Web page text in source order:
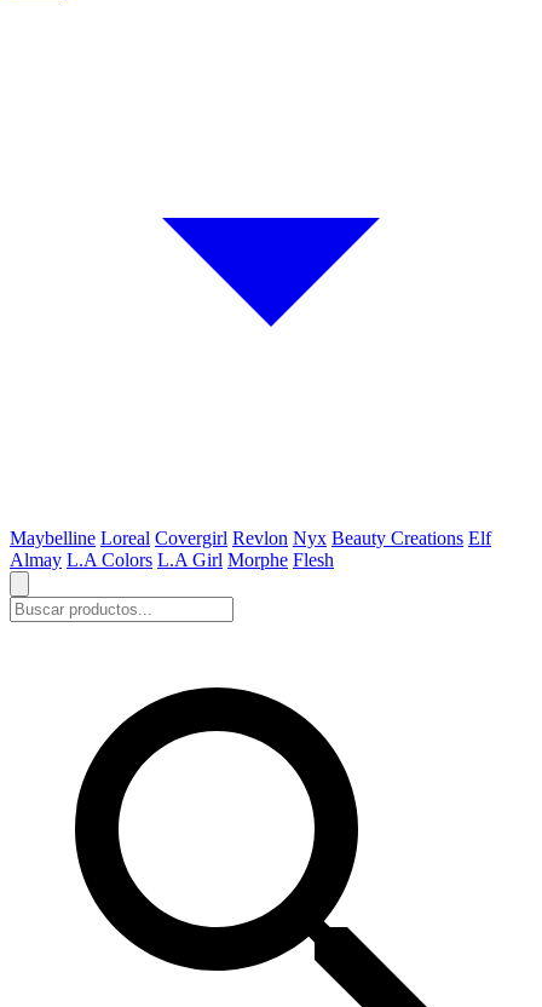
Maybelline Loreal Covergirl Revlon Nyx Beauty Creations Elf
Almay L.A Colors L.A Girl Morphe Flesh